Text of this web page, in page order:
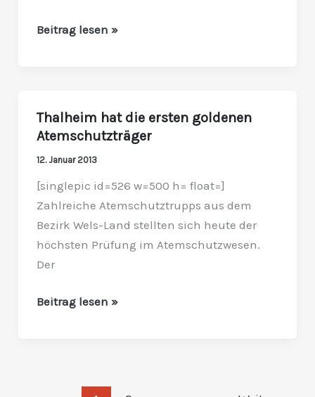
Beitrag lesen »
Thalheim hat die ersten goldenen
Atemschutzträger
12. Januar 2013
[singlepic id=526 w=500 h= float=]
Zahlreiche Atemschutztrupps aus dem
Bezirk Wels-Land stellten sich heute der
höchsten Prüfung im Atemschutzwesen.
Der
Thalheim
hat
die
goldenen
Beitrag lesen »